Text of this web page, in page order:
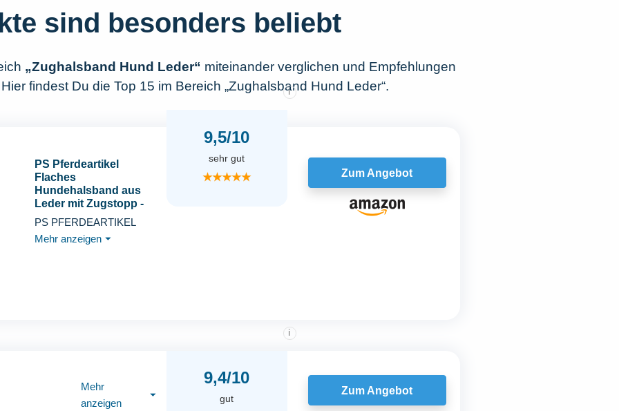
sind besonders beliebt
„Zughalsband Hund Leder“ miteinander verglichen und Empfehlungen
findest Du die Top 15 im Bereich „Zughalsband Hund Leder“.
PS Pferdeartikel
Flaches
Hundehalsband aus
Leder mit Zugstopp -
Nappaleder gepolstert
Größe M/L Schwarz
PS PFERDEARTIKEL
Mehr anzeigen ⏷
9,5/10
i
sehr gut
★★★★★ Zum Angebot
Mehr
anzeigen
⏷
9,4/10
i
gut
Zum Angebot